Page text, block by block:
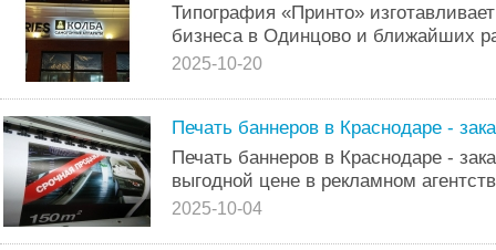
Типография «Принто»
бизнеса в Одинцово и ближайших
2025-10-20
Печать баннеров в Краснодаре -
Печать баннеров в Краснодаре -
выгодной цене в рекламном
2025-10-04